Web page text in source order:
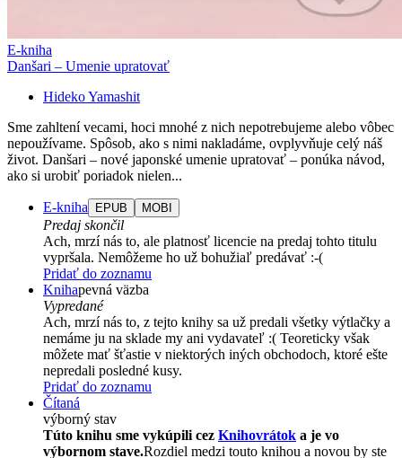
E-kniha
Danšari – Umenie upratovať
Hideko Yamashit
Sme zahltení vecami, hoci mnohé z nich nepotrebujeme alebo vôbec
nepoužívame. Spôsob, ako s nimi nakladáme, ovplyvňuje celý náš
život. Danšari – nové japonské umenie upratovať – ponúka návod,
ako si urobiť poriadok nielen...
E-kniha EPUB MOBI
Predaj skončil
Ach, mrzí nás to, ale platnosť licencie na predaj tohto titulu
vypršala. Nemôžeme ho už bohužiaľ predávať :-(
Pridať do zoznamu
Knihapevná väzba
Vypredané
Ach, mrzí nás to, z tejto knihy sa už predali všetky výtlačky a
nemáme ju na sklade my ani vydavateľ :( Teoreticky však
môžete mať šťastie v niektorých iných obchodoch, ktoré ešte
nepredali posledné kusy.
Pridať do zoznamu
Čítaná
výborný stav
Túto knihu sme vykúpili cez Knihovrátok a je vo
výbornom stave.Rozdiel medzi touto knihou a novou by ste